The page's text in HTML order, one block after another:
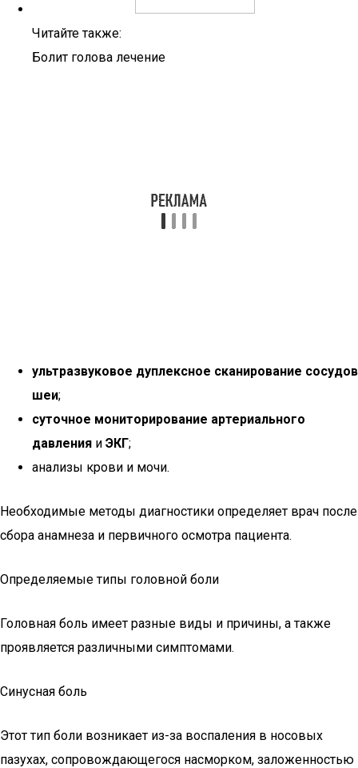
Читайте также:
Болит голова лечение
ультразвуковое дуплексное сканирование сосудов
шеи;
суточное мониторирование артериального
давления и ЭКГ;
анализы крови и мочи.
Необходимые методы диагностики определяет врач после
сбора анамнеза и первичного осмотра пациента.
Определяемые типы головной боли
Головная боль имеет разные виды и причины, а также
проявляется различными симптомами.
Синусная боль
Этот тип боли возникает из-за воспаления в носовых
пазухах, сопровождающегося насморком, заложенностью